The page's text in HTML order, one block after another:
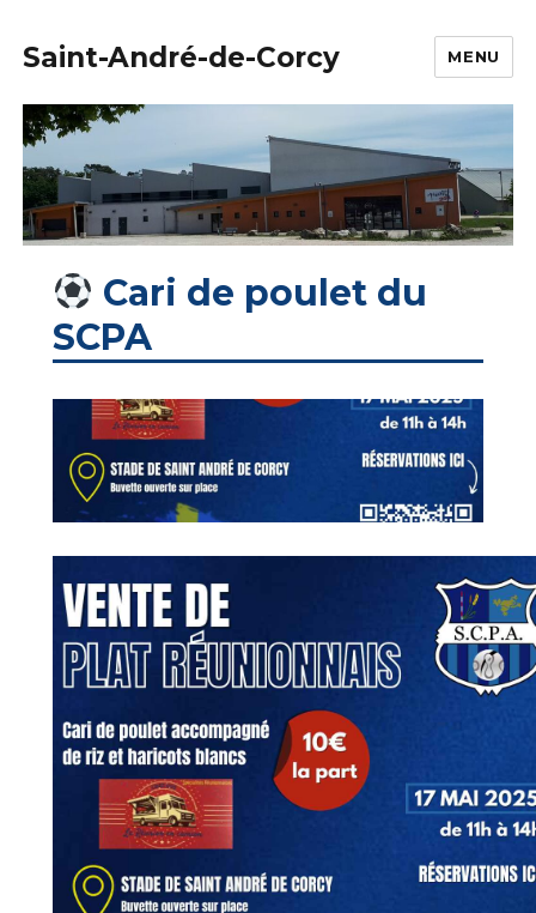
Saint-André-de-Corcy MENU
Cari de poulet du
SCPA